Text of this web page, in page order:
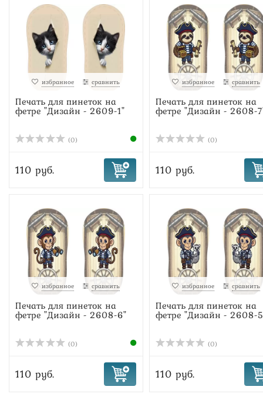
избранное сравнить
Печать для пинеток на
фетре "Дизайн - 2609-1"
(0)
110 руб.
избранное сравнить
Печать для пинеток на
фетре "Дизайн - 2608-
(0)
110 руб.
избранное сравнить
Печать для пинеток на
фетре "Дизайн - 2608-6"
(0)
110 руб.
избранное сравнить
Печать для пинеток на
фетре "Дизайн - 2608-
(0)
110 руб.